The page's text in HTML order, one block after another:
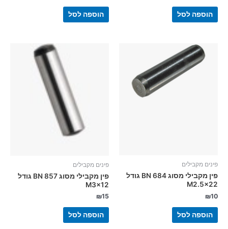
הוספה לסל הוספה לסל
פינים מקבילים
פין מקבילי מסוג BN 684 גודל
M2.5×22
₪10
הוספה לסל
פינים מקבילים
פין מקבילי מסוג BN 857 גודל
M3x12
₪15
הוספה לסל